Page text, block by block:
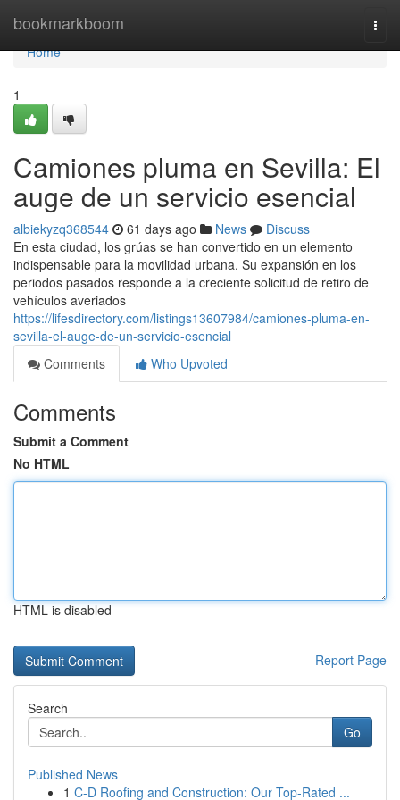
bookmarkboom
Home
Home
1
Camiones pluma en Sevilla: El
auge de un servicio esencial
albiekyzq368544 61 days ago News
Discuss
En esta ciudad, los grúas se han convertido en un elemento
indispensable para la movilidad urbana. Su expansión en los
periodos pasados responde a la creciente solicitud de retiro de
vehículos averiados
https://lifesdirectory.com/listings13607984/camiones-pluma-en-
sevilla-el-auge-de-un-servicio-esencial
Comments
Who Upvoted
Comments
Submit a Comment
No HTML
HTML is disabled
Report Page
Search
Go
Published News
1 C-D Roofing and Construction: Our Top-Rated ...